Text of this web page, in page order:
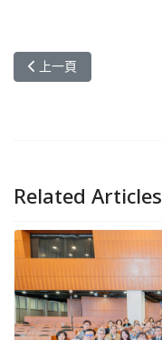
上一篇文章: 結合生成
上一頁
Related Articles